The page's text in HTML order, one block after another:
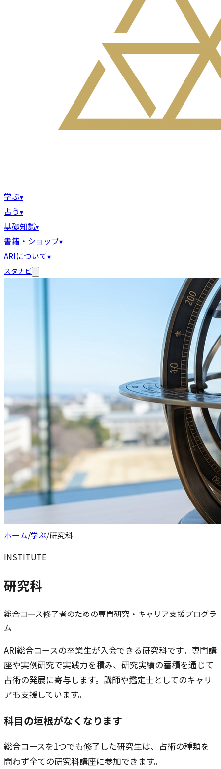
学ぶ▾
占う▾
基礎知識▾
書籍・ショップ▾
ARIについて▾
スタナビ
ホーム/学ぶ/研究科
INSTITUTE
研究科
総合コース修了者のための専門研究・キャリア支援プログラ
ム
ARI総合コースの卒業生が入会できる研究科です。専門講
座や実例研究で実践力を積み、研究実績の蓄積を通じて
占術の発展に寄与します。講師や鑑定士としてのキャリ
アも支援しています。
科目の垣根がなくなります
総合コースを1つでも修了した研究生は、占術の種類を
問わず全ての研究科講座に参加できます。